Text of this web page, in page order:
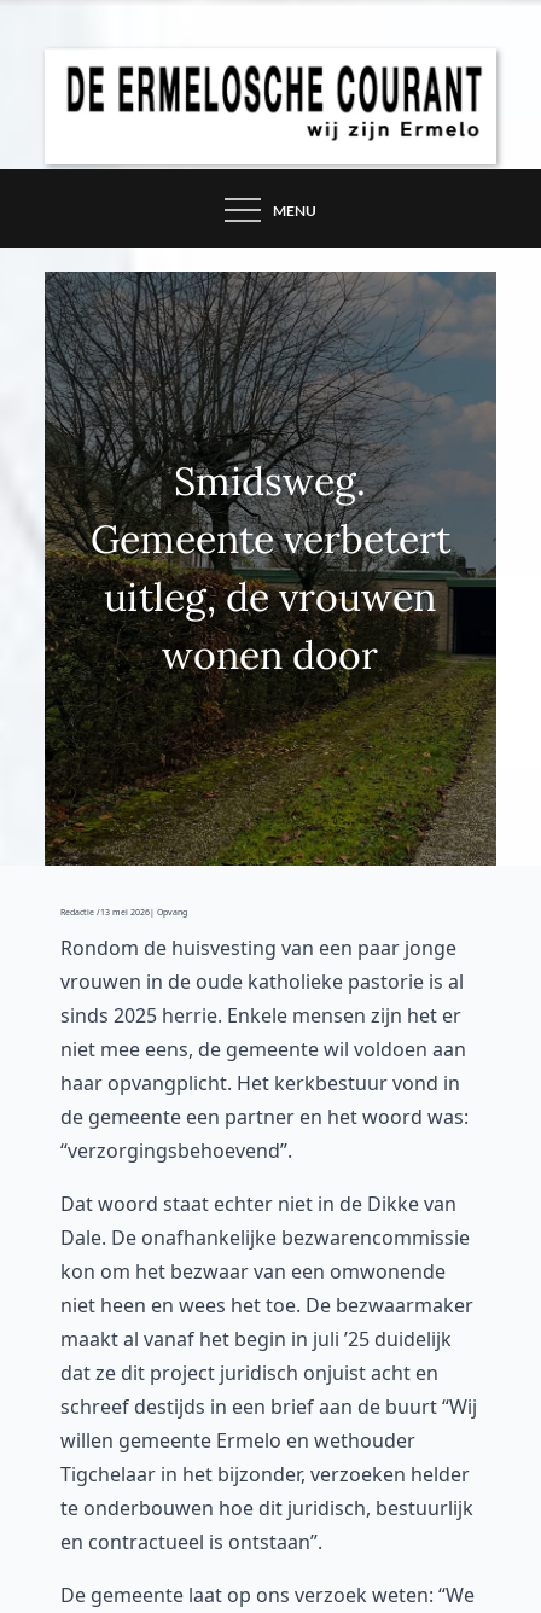
DE ERMELOSCHE
COURANT – WIJ ZIJN
ERMELO
MENU
Smidsweg.
Gemeente verbetert
uitleg, de vrouwen
wonen door
Redactie /13 mei 2026| Opvang
Rondom de huisvesting van een paar jonge
vrouwen in de oude katholieke pastorie is al
sinds 2025 herrie. Enkele mensen zijn het er
niet mee eens, de gemeente wil voldoen aan
haar opvangplicht. Het kerkbestuur vond in
de gemeente een partner en het woord was:
“verzorgingsbehoevend”.
Dat woord staat echter niet in de Dikke van
Dale. De onafhankelijke bezwarencommissie
kon om het bezwaar van een omwonende
niet heen en wees het toe. De bezwaarmaker
maakt al vanaf het begin in juli ’25 duidelijk
dat ze dit project juridisch onjuist acht en
schreef destijds in een brief aan de buurt “Wij
willen gemeente Ermelo en wethouder
Tigchelaar in het bijzonder, verzoeken helder
te onderbouwen hoe dit juridisch, bestuurlijk
en contractueel is ontstaan”.
De gemeente laat op ons verzoek weten: “We